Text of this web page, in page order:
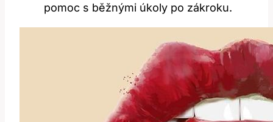
pomoc s běžnými úkoly po zákroku.